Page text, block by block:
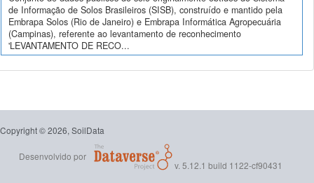
de Informação de Solos Brasileiros (SISB), construído e mantido pela
Embrapa Solos (Rio de Janeiro) e Embrapa Informática Agropecuária
(Campinas), referente ao levantamento de reconhecimento
'LEVANTAMENTO DE RECO...
Copyright © 2026, SoilData
Desenvolvido por
v. 5.12.1 build 1122-cf90431